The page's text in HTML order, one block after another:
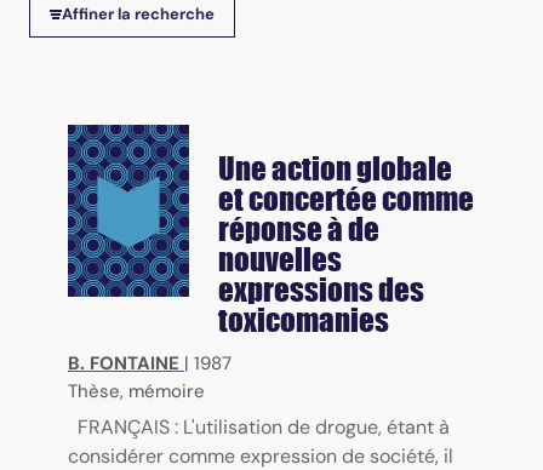
Affiner la recherche
Une action globale
et concertée comme
réponse à de
nouvelles
expressions des
toxicomanies
B. FONTAINE | 1987
Thèse, mémoire
FRANÇAIS : L'utilisation de drogue, étant à
considérer comme expression de société, il